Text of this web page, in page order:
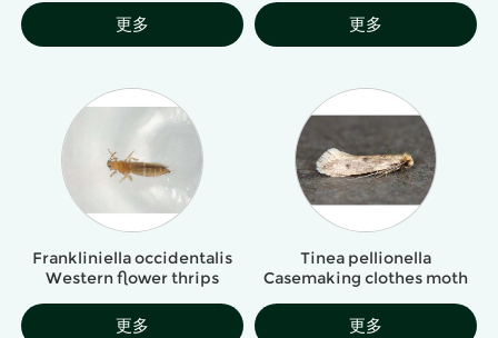
更多 更多
Frankliniella occidentalis
Western flower thrips
更多
Tinea pellionella
Casemaking clothes moth
更多